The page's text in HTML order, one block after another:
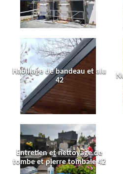
Habillage de bandeau et alu
42
Entretien et nettoyage de
tombe et pierre tombale 42